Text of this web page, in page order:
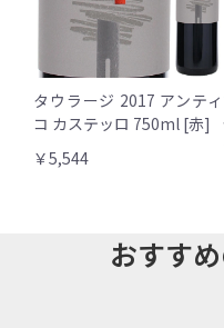
タウラージ 2017 アンティ
コ カステッロ 750ml [赤]
￥5,544
おすす